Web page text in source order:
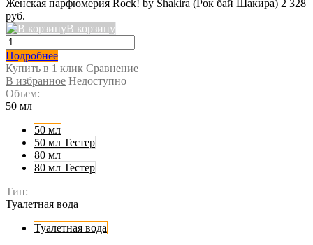
Женская парфюмерия Rock! by Shakira (Рок бай Шакира) 2 328
руб.
В корзину
Подробнее
Купить в 1 клик Сравнение
В избранное Недоступно
Объем:
50 мл
50 мл
50 мл Тестер
80 мл
80 мл Тестер
Тип:
Туалетная вода
Туалетная вода